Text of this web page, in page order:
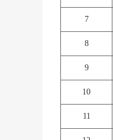
7
8
9
10
11